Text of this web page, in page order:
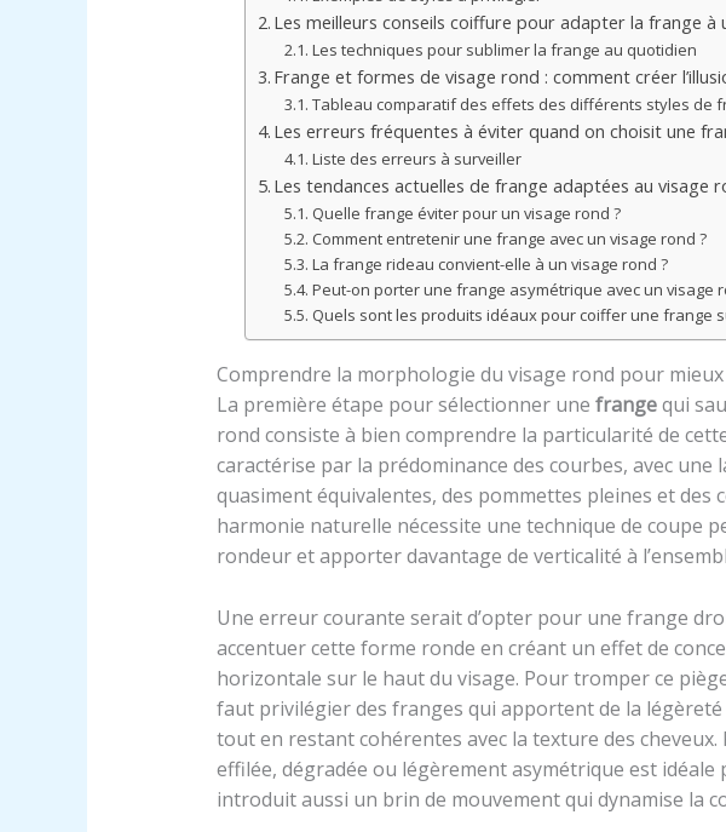
Les meilleurs conseils coiffure pour adapter la frange à
Les techniques pour sublimer la frange au quotidien
Frange et formes de visage rond : comment créer
Tableau comparatif des effets des différents styles de
Les erreurs fréquentes à éviter quand on choisit une
Liste des erreurs à surveiller
Les tendances actuelles de frange adaptées au visage
Quelle frange éviter pour un visage rond ?
Comment entretenir une frange avec un visage rond ?
La frange rideau convient-elle à un visage rond ?
Peut-on porter une frange asymétrique avec un visage
Quels sont les produits idéaux pour coiffer une frange
Comprendre la morphologie du visage rond pour
La première étape pour sélectionner une frangequi
rond consiste à bien comprendre la particularité de
caractérise par la prédominance des courbes, avec
quasiment équivalentes, des pommettes pleines et des
harmonie naturelle nécessite une technique de coupe
rondeur et apporter davantage de verticalité à
Une erreur courante serait d’opter pour une frange
accentuer cette forme ronde en créant un effet de
horizontale sur le haut du visage. Pour tromper ce
faut privilégier des franges qui apportent de la
tout en restant cohérentes avec la texture des
effilée, dégradée ou légèrement asymétrique est
introduit aussi un brin de mouvement qui dynamise la